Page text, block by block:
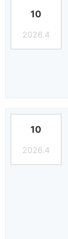
10
2026.4
10
2026.4